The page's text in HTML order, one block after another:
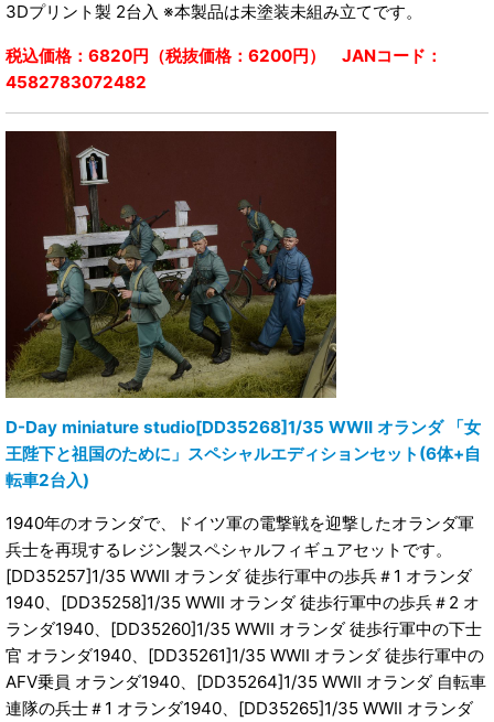
3Dプリント製 2台入 ※本製品は未塗装未組み立てです。
税込価格：6820円（税抜価格：6200円） JANコード：
4582783072482
D-Day miniature studio[DD35268]1/35 WWII オランダ 「女
王陛下と祖国のために」スペシャルエディションセット(6体+自
転車2台入)
1940年のオランダで、ドイツ軍の電撃戦を迎撃したオランダ軍
兵士を再現するレジン製スペシャルフィギュアセットです。
[DD35257]1/35 WWII オランダ 徒歩行軍中の歩兵＃1 オランダ
1940、[DD35258]1/35 WWII オランダ 徒歩行軍中の歩兵＃2 オ
ランダ1940、[DD35260]1/35 WWII オランダ 徒歩行軍中の下士
官 オランダ1940、[DD35261]1/35 WWII オランダ 徒歩行軍中の
AFV乗員 オランダ1940、[DD35264]1/35 WWII オランダ 自転車
連隊の兵士＃1 オランダ1940、[DD35265]1/35 WWII オランダ